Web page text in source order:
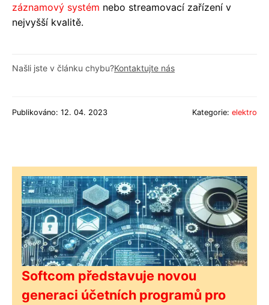
záznamový systém nebo streamovací zařízení v
nejvyšší kvalitě.
Našli jste v článku chybu?Kontaktujte nás
Publikováno: 12. 04. 2023 Kategorie: elektro
Softcom představuje novou
generaci účetních programů pro